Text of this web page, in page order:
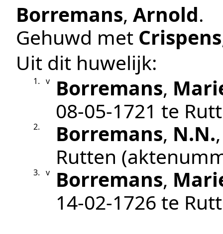
Borremans, Arnold.
Gehuwd met Crispens
Uit dit huwelijk:
1. v Borremans,
08‑05‑1721 te
2. Borremans, N.N.
Rutten
3. v Borremans,
14‑02‑1726 te